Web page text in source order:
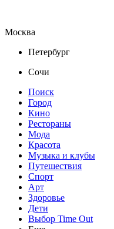
Москва
Петербург
Сочи
Поиск
Город
Кино
Рестораны
Мода
Красота
Музыка и клубы
Путешествия
Спорт
Арт
Здоровье
Дети
Выбор Time Out